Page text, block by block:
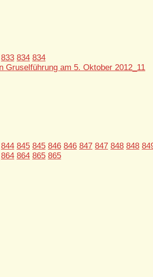
833 834 834
844 845 845 846 846 847 847 848 848
864 864 865 865